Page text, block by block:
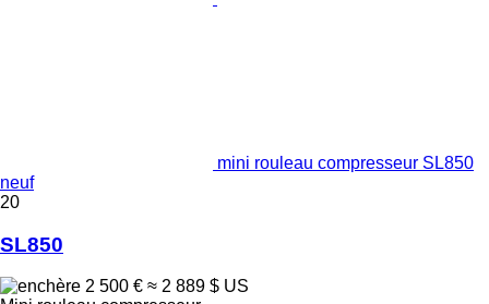
mini rouleau compresseur SL850
neuf
20
SL850
2 500 € ≈ 2 889 $ US